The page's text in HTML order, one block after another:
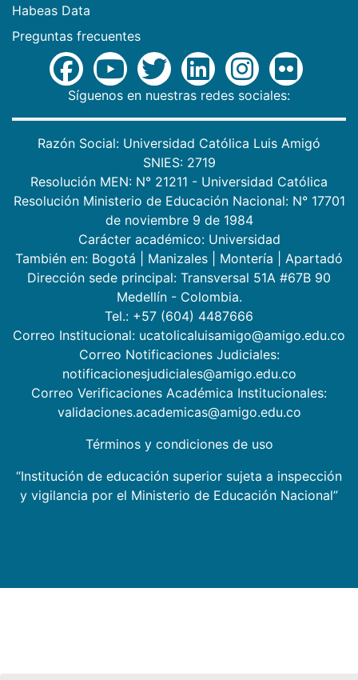
Habeas Data
Preguntas frecuentes
Síguenos en nuestras redes sociales:
Razón Social: Universidad Católica Luis Amigó
SNIES: 2719
Resolución MEN: N° 21211 - Universidad Católica
Resolución Ministerio de Educación Nacional: N° 17701
de noviembre 9 de 1984
Carácter académico: Universidad
También en: Bogotá Manizales Montería
Apartadó
Dirección sede principal: Transversal 51A #67B 90
Medellín - Colombia.
Tel.: +57 (604) 4487666
Correo Institucional: ucatolicaluisamigo@amigo.edu.co
Correo Notificaciones Judiciales:
notificacionesjudiciales@amigo.edu.co
Correo Verificaciones Académica Institucionales:
validaciones.academicas@amigo.edu.co
Términos y condiciones de uso
“Institución de educación superior sujeta a inspección
y vigilancia por el Ministerio de Educación Nacional”